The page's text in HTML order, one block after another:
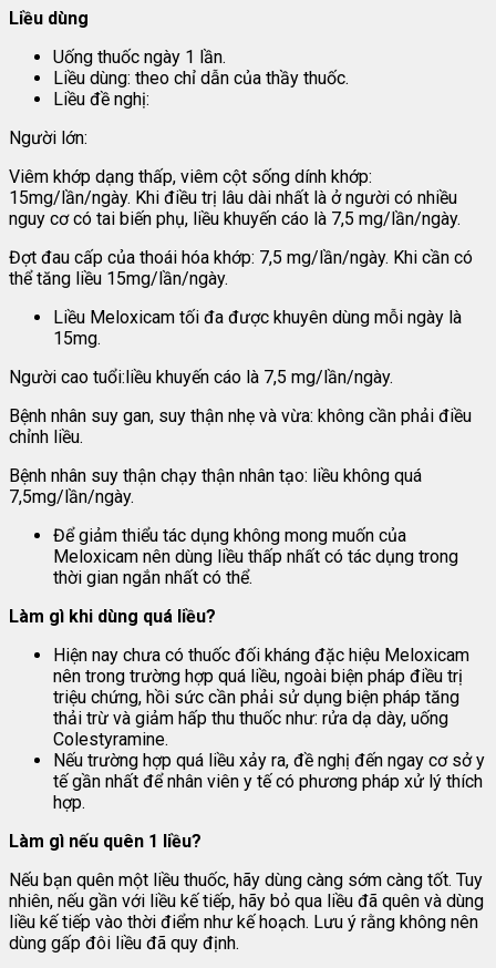
Liều dùng
Uống thuốc ngày 1 lần.
Liều dùng: theo chỉ dẫn của thầy thuốc.
Liều đề nghị:
Người lớn:
Viêm khớp dạng thấp, viêm cột sống dính khớp:
15mg/lần/ngày. Khi điều trị lâu dài nhất là ở người có nhiều
nguy cơ có tai biến phụ, liều khuyến cáo là 7,5 mg/lần/ngày.
Đợt đau cấp của thoái hóa khớp: 7,5 mg/lần/ngày. Khi cần có
thể tăng liều 15mg/lần/ngày.
Liều Meloxicam tối đa được khuyên dùng mỗi ngày là
15mg.
Người cao tuổi:liều khuyến cáo là 7,5 mg/lần/ngày.
Bệnh nhân suy gan, suy thận nhẹ và vừa: không cần phải điều
chỉnh liều.
Bệnh nhân suy thận chạy thận nhân tạo: liều không quá
7,5mg/lần/ngày.
Để giảm thiểu tác dụng không mong muốn của
Meloxicam nên dùng liều thấp nhất có tác dụng trong
thời gian ngắn nhất có thể.
Làm gì khi dùng quá liều?
Hiện nay chưa có thuốc đối kháng đặc hiệu Meloxicam
nên trong trường hợp quá liều, ngoài biện pháp điều trị
triệu chứng, hồi sức cần phải sử dụng biện pháp tăng
thải trừ và giảm hấp thu thuốc như: rửa dạ dày, uống
Colestyramine.
Nếu trường hợp quá liều xảy ra, đề nghị đến ngay cơ sở y
tế gần nhất để nhân viên y tế có phương pháp xử lý thích
hợp.
Làm gì nếu quên 1 liều?
Nếu bạn quên một liều thuốc, hãy dùng càng sớm càng tốt. Tuy
nhiên, nếu gần với liều kế tiếp, hãy bỏ qua liều đã quên và dùng
liều kế tiếp vào thời điểm như kế hoạch. Lưu ý rằng không nên
dùng gấp đôi liều đã quy định.